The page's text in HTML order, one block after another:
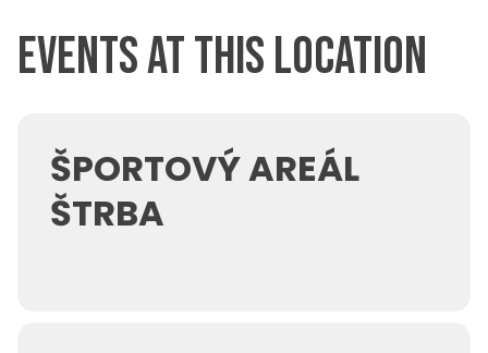
Events at this location
ŠPORTOVÝ AREÁL
ŠTRBA